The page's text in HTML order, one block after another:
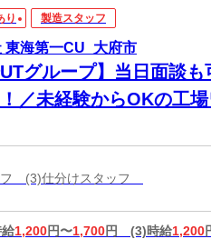
り 製造スタッフ
東海第一CU_大府市
UTグループ】当日面談
／未経験からOKの工
(3)仕分けスタッフ
1,200円〜1,700円 (3)時給1,200